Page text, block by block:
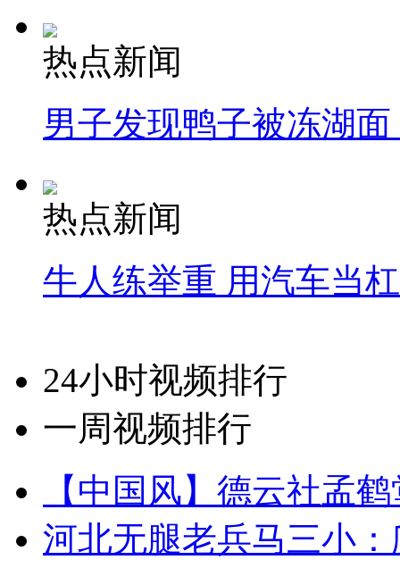
热点新闻
男子发现鸭子被冻湖
热点新闻
牛人练举重 用汽车当
24小时视频排行
一周视频排行
【中国风】德云社孟
河北无腿老兵马三小